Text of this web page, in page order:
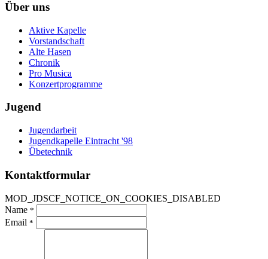
Über uns
Aktive Kapelle
Vorstandschaft
Alte Hasen
Chronik
Pro Musica
Konzertprogramme
Jugend
Jugendarbeit
Jugendkapelle Eintracht '98
Übetechnik
Kontaktformular
MOD_JDSCF_NOTICE_ON_COOKIES_DISABLED
Name *
Email *